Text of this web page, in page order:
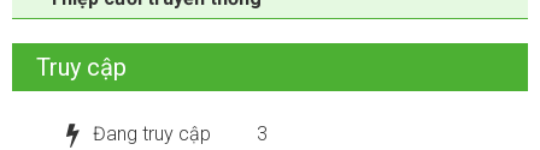
Truy cập
Đang truy cập
3